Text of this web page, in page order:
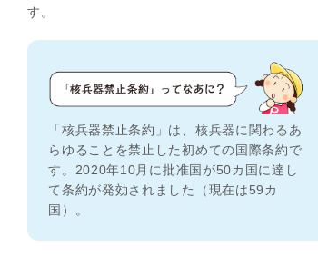
す。
「核兵器禁止条約」は、核兵器に関わるあ
らゆることを禁止した初めての国際条約で
す。2020年10月に批准国が50カ国に達し
て条約が発効されました（現在は59カ
国）。